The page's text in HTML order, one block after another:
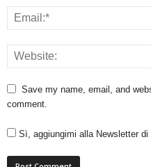
Save my name, email, and
comment.
Sì, aggiungimi alla Newsletter di